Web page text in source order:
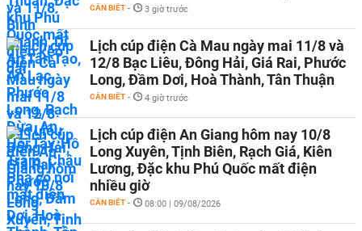
CẦN BIẾT - 3 giờ trước
Lịch cúp điện Cà Mau ngày mai 11/8 và
12/8 Bạc Liêu, Đông Hải, Giá Rai, Phước
Long, Đầm Dơi, Hoà Thành, Tân Thuận
CẦN BIẾT - 4 giờ trước
Lịch cúp điện An Giang hôm nay 10/8
Long Xuyên, Tịnh Biên, Rạch Giá, Kiên
Lương, Đặc khu Phú Quốc mất điện
nhiều giờ
CẦN BIẾT - 08:00 | 09/08/2026